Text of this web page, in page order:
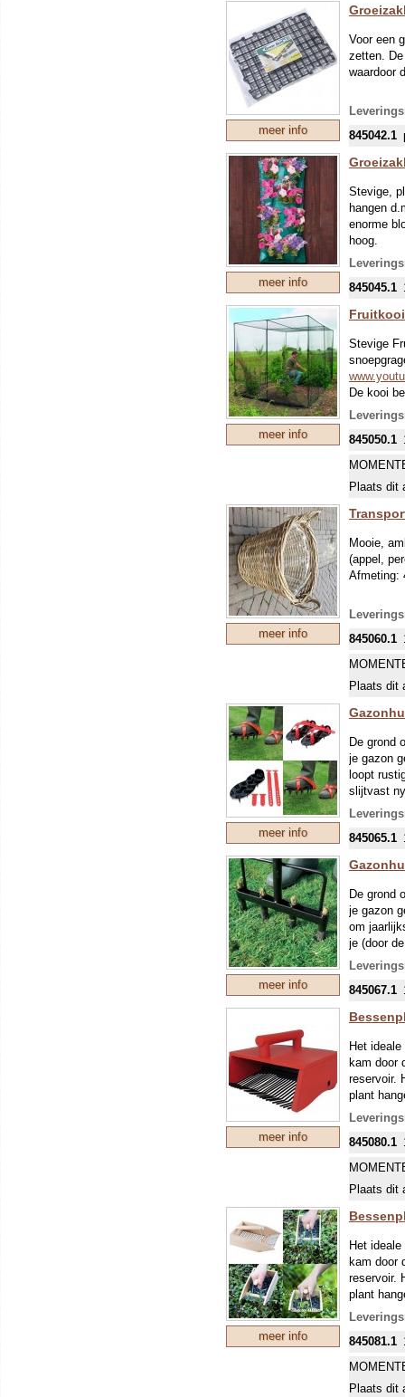
meer info
Voor een
zetten.
waardoor
845042.1
meer info
Stevige,
hangen
enorme
hoog.
845045.1
meer info
Stevige
De kooi
net om
De
845050.1
Plaats dit
meer info
Mooie,
(appel,
Afmeting:
845060.1
Plaats dit
meer info
De grond
je gazon
loopt
slijtvast
845065.1
meer info
De grond
je gazon
om
je (door
zware
korte
845067.1
meer info
Het
kam door
reservoir.
plant
De
845080.1
Plaats dit
meer info
Het
kam door
reservoir.
plant
Fraaie
845081.1
Plaats dit